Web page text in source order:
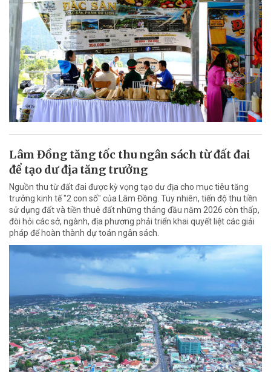
Lâm Đồng tăng tốc thu ngân sách từ đất đai
để tạo dư địa tăng trưởng
Nguồn thu từ đất đai được kỳ vọng tạo dư địa cho mục tiêu tăng
trưởng kinh tế "2 con số" của Lâm Đồng. Tuy nhiên, tiến độ thu tiền
sử dụng đất và tiền thuê đất những tháng đầu năm 2026 còn thấp,
đòi hỏi các sở, ngành, địa phương phải triển khai quyết liệt các giải
pháp để hoàn thành dự toán ngân sách.